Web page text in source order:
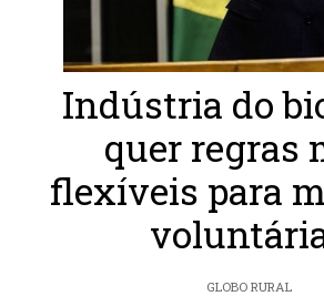
Indústria do
quer regras
flexíveis para
GLOBO RURAL